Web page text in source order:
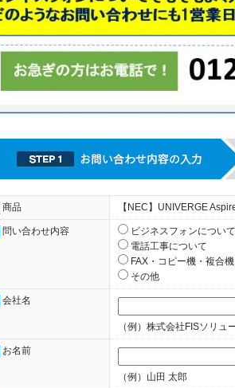
商品 【NEC】UNIVERGE
問い合わせ内容
ビジネスフォンについて
電話工事について
FAX・コピー機・複合
その他
会社名
（例）株式会社FISソリュ
お名前
（例）山田 太郎